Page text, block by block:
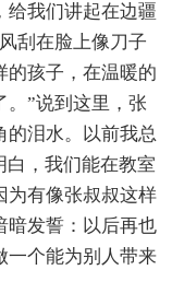
给我们讲起在边疆
刮在脸上像刀子
的孩子，在温暖的
。”说到这里，张
的泪水。以前我总
白，我们能在教室
为有像张叔叔这样
暗发誓：以后再也
一个能为别人带来